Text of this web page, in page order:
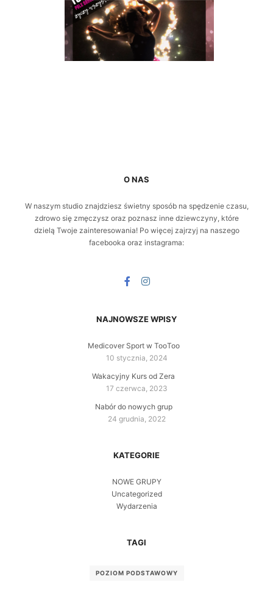
O NAS
W naszym studio znajdziesz świetny sposób na spędzenie czasu,
zdrowo się zmęczysz oraz poznasz inne dziewczyny, które
dzielą Twoje zainteresowania! Po więcej zajrzyj na naszego
facebooka oraz instagrama:
NAJNOWSZE WPISY
Medicover Sport w TooToo
10 stycznia, 2024
Wakacyjny Kurs od Zera
17 czerwca, 2023
Nabór do nowych grup
24 grudnia, 2022
KATEGORIE
NOWE GRUPY
Uncategorized
Wydarzenia
TAGI
POZIOM PODSTAWOWY